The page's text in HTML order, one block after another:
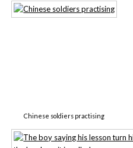
Chinese soldiers practising